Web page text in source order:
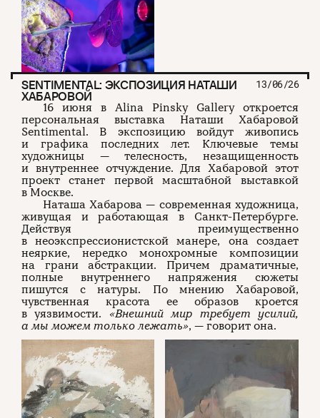
SENTIMENTAL: ЭКСПОЗИЦИЯ НАТАШИ
ХАБАРОВОЙ
13/06/26
16 июня в Alina Pinsky Gallery откроется
персональная выставка Наташи Хабаровой
Sentimental. В экспозицию войдут живопись
и графика последних лет. Ключевые темы
художницы — телесность, незащищенность
и внутреннее отчуждение. Для Хабаровой этот
проект станет первой масштабной выставкой
в Москве.
Наташа Хабарова — современная художница,
живущая и работающая в Санкт-Петербурге.
Действуя преимущественно
в неоэкспрессионистской манере, она создает
неяркие, нередко монохромные композиции
на грани абстракции. Причем драматичные,
полные внутреннего напряжения сюжеты
пишутся с натуры. По мнению Хабаровой,
чувственная красота ее образов кроется
в уязвимости. «Внешний мир требует усилий,
а мы можем только лежать», — говорит она.
О проекте
Команда
Авторы
Журнал
Подписаться на журнал
ЧТИВО ДОМ
YouTube
Telegram
VK
Рекламодателям
Пользовательское соглашение
Политика конфиденциальности
16+
(c) ЧТИВО 2026. Все права защищены
Разработка:Astroshock